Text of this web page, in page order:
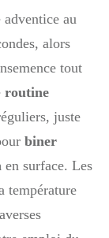
au
alors
tout
routine
juste
biner
en surface. Les
température